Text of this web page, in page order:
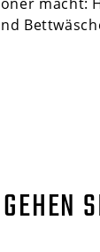
GEHEN